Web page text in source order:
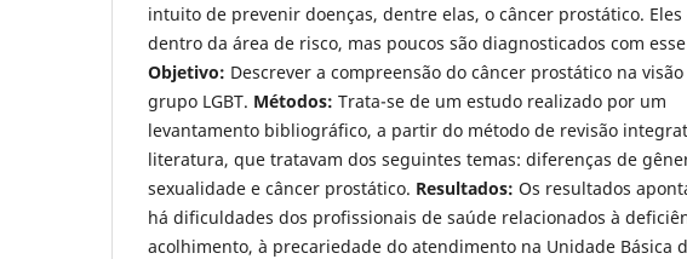
intuito de prevenir doenças, dentre elas, o câncer prostático. Eles
dentro da área de risco, mas poucos são diagnosticados com
Objetivo: Descrever a compreensão do câncer prostático na
grupo LGBT. Métodos: Trata-se de um estudo realizado por um
levantamento bibliográfico, a partir do método de revisão
literatura, que tratavam dos seguintes temas: diferenças de
sexualidade e câncer prostático. Resultados: Os resultados
há dificuldades dos profissionais de saúde relacionados à
acolhimento, à precariedade do atendimento na Unidade Básica